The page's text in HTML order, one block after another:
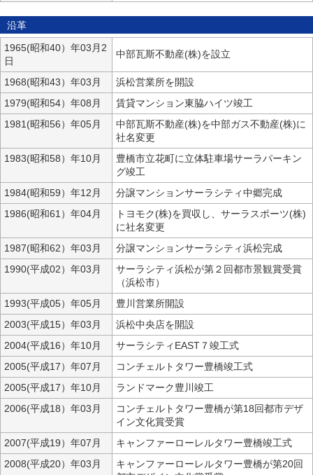
沿革
1965(昭和40）年03月2
日
中部瓦斯不動産(株)を設立
1968(昭和43）年03月
浜松営業所を開設
1979(昭和54）年08月
賃貸マンション東脇ハイツ竣工
1981(昭和56）年05月
中部瓦斯不動産(株)を中部ガス不動産(株)に
社名変更
1983(昭和58）年10月
豊橋市立花町に立体駐車場サーラパーキン
グ竣工
1984(昭和59）年12月
分譲マンションサーラシティ中郷完成
1986(昭和61）年04月
トヨモク(株)を買収し、サーラスポーツ(株)
に社名変更
1987(昭和62）年03月
分譲マンションサーラシティ浜松完成
1990(平成02）年03月
サーラシティ浜松が第２回都市景観賞受賞
（浜松市）
1993(平成05）年05月
豊川営業所開設
2003(平成15）年03月
浜松中央店を開設
2004(平成16）年10月
サーラシティEAST７竣工式
2005(平成17）年07月
コンチェルトタワー豊橋竣工式
2005(平成17）年10月
ランドマーク豊川竣工
2006(平成18）年03月
コンチェルトタワー豊橋が第18回都市デザ
イン文化賞受賞
2007(平成19）年07月
キャンファーローレルタワー豊橋竣工式
2008(平成20）年03月
キャンファーローレルタワー豊橋が第20回